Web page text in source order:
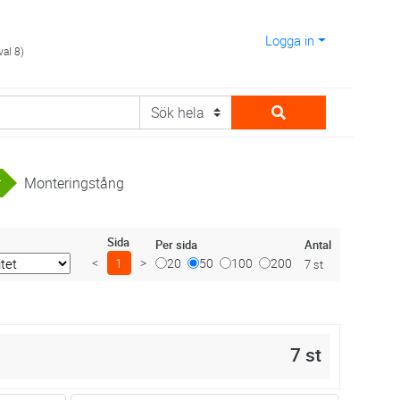
8)
Logga in
Monteringstång
Sida
< 1 >
Per sida
20 50 100 200
Antal
7 st
7 st